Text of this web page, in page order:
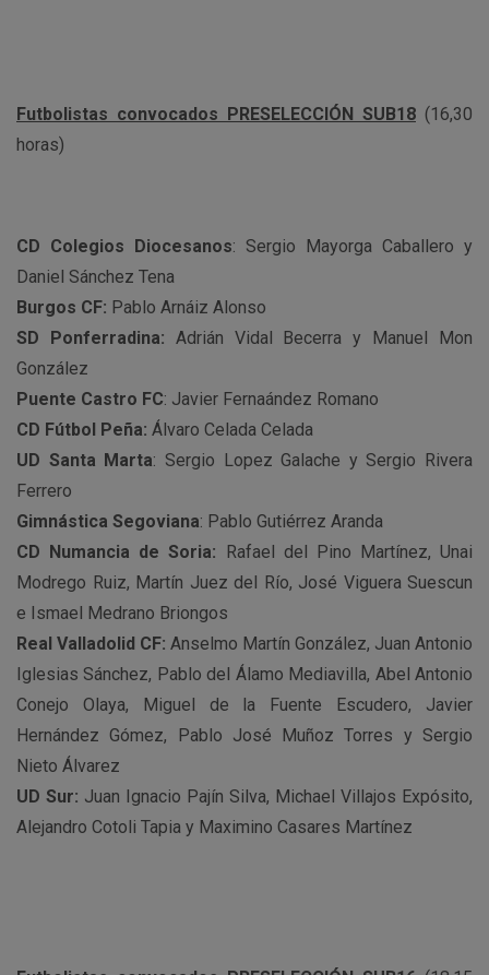
Futbolistas convocados PRESELECCIÓN SUB18 (16,30
horas)
CD Colegios Diocesanos: Sergio Mayorga Caballero y
Daniel Sánchez Tena
Burgos CF: Pablo Arnáiz Alonso
SD Ponferradina: Adrián Vidal Becerra y Manuel Mon
González
Puente Castro FC: Javier Fernaández Romano
CD Fútbol Peña: Álvaro Celada Celada
UD Santa Marta: Sergio Lopez Galache y Sergio Rivera
Ferrero
Gimnástica Segoviana: Pablo Gutiérrez Aranda
CD Numancia de Soria: Rafael del Pino Martínez, Unai
Modrego Ruiz, Martín Juez del Río, José Viguera Suescun
e Ismael Medrano Briongos
Real Valladolid CF: Anselmo Martín González, Juan Antonio
Iglesias Sánchez, Pablo del Álamo Mediavilla, Abel Antonio
Conejo Olaya, Miguel de la Fuente Escudero, Javier
Hernández Gómez, Pablo José Muñoz Torres y Sergio
Nieto Álvarez
UD Sur: Juan Ignacio Pajín Silva, Michael Villajos Expósito,
Alejandro Cotoli Tapia y Maximino Casares Martínez